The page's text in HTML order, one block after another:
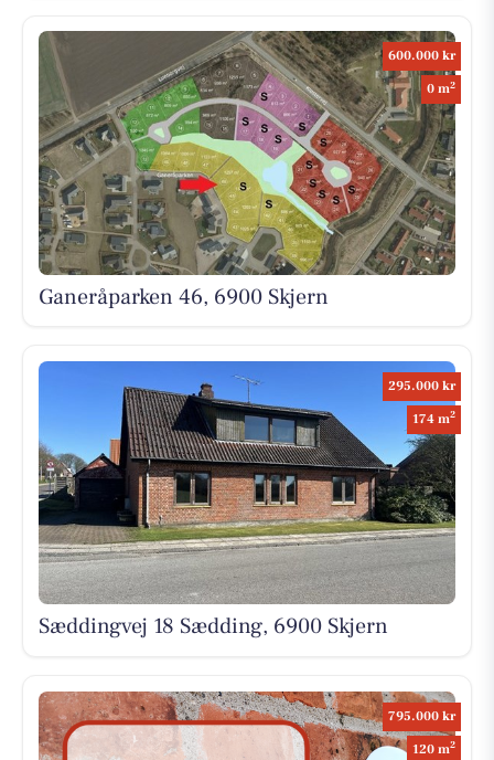
600.000 kr
0 m2
Ganeråparken 46, 6900 Skjern
295.000 kr
174 m2
Sæddingvej 18 Sædding, 6900 Skjern
795.000 kr
120 m2